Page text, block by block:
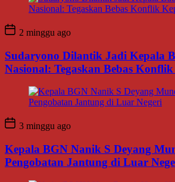
2 minggu ago
Sudaryono Dilantik Jadi Kepala
Nasional: Tegaskan Bebas
3 minggu ago
Kepala BGN Nanik S Deyang
Pengobatan Jantung di Luar